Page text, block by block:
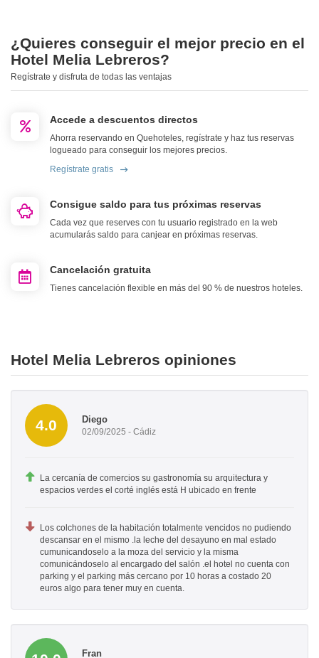
¿Quieres conseguir el mejor precio en el
Hotel Melia Lebreros?
Regístrate y disfruta de todas las ventajas
Accede a descuentos directos
Ahorra reservando en Quehoteles, regístrate y haz tus reservas
logueado para conseguir los mejores precios.
Regístrate gratis
Consigue saldo para tus próximas reservas
Cada vez que reserves con tu usuario registrado en la web
acumularás saldo para canjear en próximas reservas.
Cancelación gratuita
Tienes cancelación flexible en más del 90 % de nuestros hoteles.
Hotel Melia Lebreros opiniones
4.0 Diego
02/09/2025 - Cádiz
La cercanía de comercios su gastronomía su arquitectura y
espacios verdes el corté inglés está H ubicado en frente
Los colchones de la habitación totalmente vencidos no pudiendo
descansar en el mismo .la leche del desayuno en mal estado
cumunicandoselo a la moza del servicio y la misma
comunicándoselo al encargado del salón .el hotel no cuenta con
parking y el parking más cercano por 10 horas a costado 20
euros algo para tener muy en cuenta.
Fran